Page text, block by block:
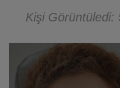
Kişi Görüntüledi: